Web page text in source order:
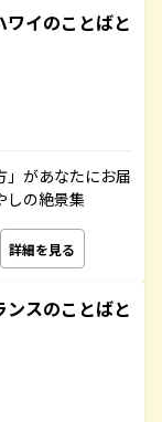
ワイのことばと
」があなたにお届
しの絶景集
詳細を見る
ンスのことばと